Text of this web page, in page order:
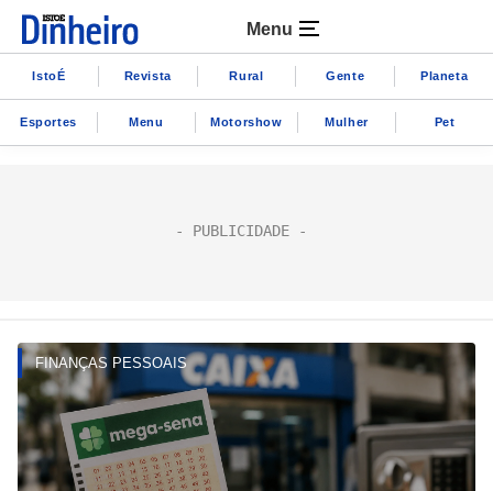
Menu
IstoÉ Revista Rural Gente Planeta
Esportes Menu Motorshow Mulher Pet
FINANÇAS PESSOAIS